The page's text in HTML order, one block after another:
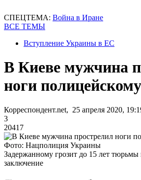
СПЕЦТЕМА: Война в Иране
ВСЕ ТЕМЫ
Вступление Украины в ЕС
В Киеве мужчина
ноги полицейскому
Корреспондент.net, 25 апреля 2020,
3
20417
Фото: Нацполиция Украины
Задержанному грозит до 15 лет
заключение